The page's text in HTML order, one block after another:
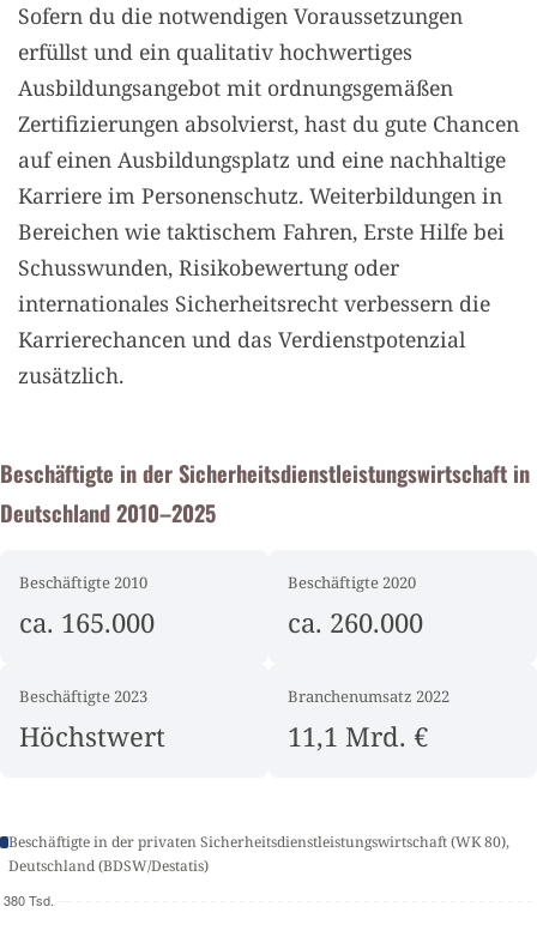
Sofern du die notwendigen Voraussetzungen
erfüllst und ein qualitativ hochwertiges
Ausbildungsangebot mit ordnungsgemäßen
Zertifizierungen absolvierst, hast du gute Chancen
auf einen Ausbildungsplatz und eine nachhaltige
Karriere im Personenschutz. Weiterbildungen in
Bereichen wie taktischem Fahren, Erste Hilfe bei
Schusswunden, Risikobewertung oder
internationales Sicherheitsrecht verbessern die
Karrierechancen und das Verdienstpotenzial
zusätzlich.
Beschäftigte in der Sicherheitsdienstleistungswirtschaft in
Deutschland 2010–2025
Beschäftigte 2010
ca. 165.000
Beschäftigte 2020
ca. 260.000
Beschäftigte 2023
Höchstwert
Branchenumsatz 2022
11,1 Mrd. €
Beschäftigte in der privaten Sicherheitsdienstleistungswirtschaft (WK 80),
Deutschland (BDSW/Destatis)